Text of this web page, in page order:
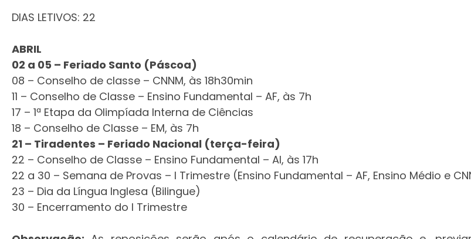
DIAS LETIVOS: 22
ABRIL
02 a 05 – Feriado Santo (Páscoa)
08 – Conselho de classe – CNNM, às 18h30min
11 – Conselho de Classe – Ensino Fundamental – AF, às 7h
17 – 1ª Etapa da Olimpíada Interna de Ciências
18 – Conselho de Classe – EM, às 7h
21 – Tiradentes – Feriado Nacional (terça-feira)
22 – Conselho de Classe – Ensino Fundamental – AI, às 17h
22 a 30 – Semana de Provas – I Trimestre (Ensino Fundamental – AF, Ensino Médio e
23 – Dia da Língua Inglesa (Bilingue)
30 – Encerramento do I Trimestre